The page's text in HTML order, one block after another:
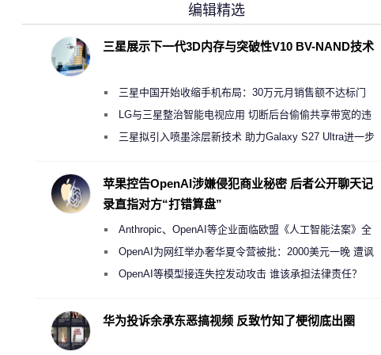
编辑精选
三星展示下一代3D内存与突破性V10 BV-NAND技术
三星中国开始收缩手机布局：30万元月销售额不达标门
店 将被逐步清退
LG与三星整治智能电视应用 切断后台偷偷共享带宽的违
规行为三星拟引入喷墨涂层新技术 助力Galaxy S27 Ultra进一步
苹果控告OpenAI涉嫌侵犯商业秘密 后者公开聊天记
录直指对方“打错算盘”
Anthropic、OpenAI等企业面临欧盟《人工智能法案》全
新执法权限审查
OpenAI为网红举办奢华夏令营被批：2000美元一晚 遭讽
“反乌托邦”
OpenAI等模型接连失控发动攻击 谁该承担法律责任？
华为投诉余承东恶搞视频 反致竹知了梗彻底出圈